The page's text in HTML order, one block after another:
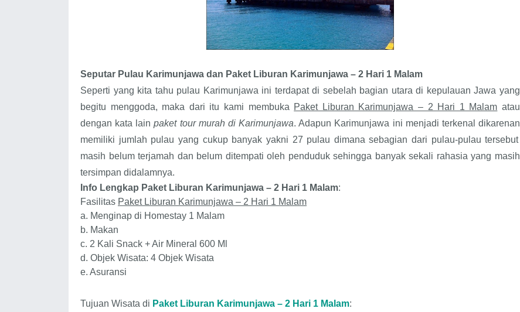
Seputar Pulau Karimunjawa dan Paket Liburan Karimunjawa – 2 Hari 1 Malam
Seperti yang kita tahu pulau Karimunjawa ini terdapat di sebelah bagian utara di kepulauan Jawa yang
begitu menggoda, maka dari itu kami membuka Paket Liburan Karimunjawa – 2 Hari 1 Malam atau
dengan kata lainpaket tour murah di Karimunjawa. Adapun Karimunjawa ini menjadi terkenal dikarenan
memiliki jumlah pulau yang cukup banyak yakni 27 pulau dimana sebagian dari pulau-pulau tersebut
masih belum terjamah dan belum ditempati oleh penduduk sehingga banyak sekali rahasia yang masih
tersimpan didalamnya.
Info Lengkap Paket Liburan Karimunjawa – 2 Hari 1 Malam:
Fasilitas Paket Liburan Karimunjawa – 2 Hari 1 Malam
a. Menginap di Homestay 1 Malam
b. Makan
c. 2 Kali Snack + Air Mineral 600 Ml
d. Objek Wisata: 4 Objek Wisata
e. Asuransi
Tujuan Wisata di Paket Liburan Karimunjawa – 2 Hari 1 Malam: